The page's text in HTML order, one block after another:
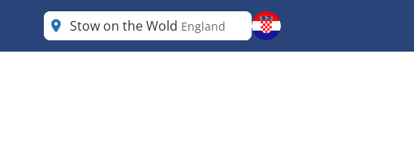
Stow on the Wold England